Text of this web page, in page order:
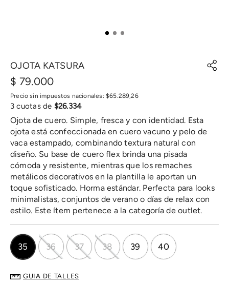
OJOTA KATSURA
$ 79.000
Precio sin impuestos nacionales: $65.289,26
3 cuotas de $26.334
Ojota de cuero. Simple, fresca y con identidad. Esta
ojota está confeccionada en cuero vacuno y pelo de
vaca estampado, combinando textura natural con
diseño. Su base de cuero flex brinda una pisada
cómoda y resistente, mientras que los remaches
metálicos decorativos en la plantilla le aportan un
toque sofisticado. Horma estándar. Perfecta para looks
minimalistas, conjuntos de verano o días de relax con
estilo. Este ítem pertenece a la categoría de outlet.
35 36 37 38 39 40
GUIA DE TALLES